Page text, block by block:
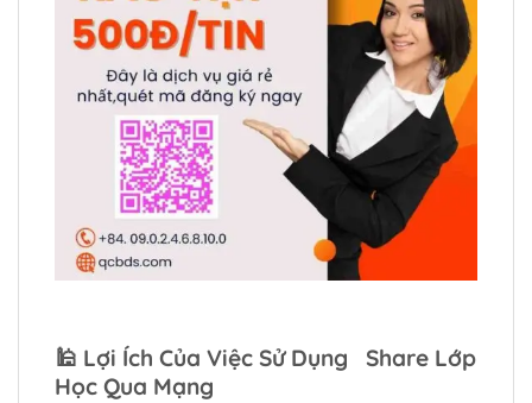
🕌 Lợi Ích Của Việc Sử Dụng Share Lớp
Học Qua Mạng